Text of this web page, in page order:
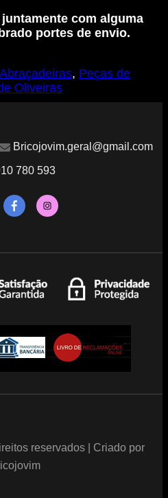
com alguma
portes de envio.
, Peças de
Oliveiras
Bricojovim.geral@gmail.com
780 593
reservados | Criado por